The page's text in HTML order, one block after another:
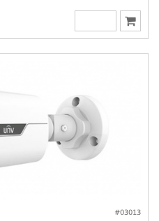
#03013